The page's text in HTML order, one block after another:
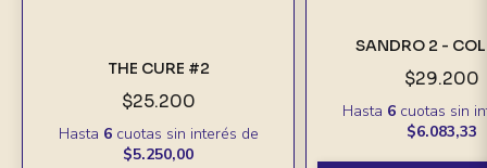
THE CURE #2
$25.200
Hasta 6cuotas sin interés de
$5.250,00
SANDRO 2 -
$29.200
Hasta 6cuotas sin
$6.083,33